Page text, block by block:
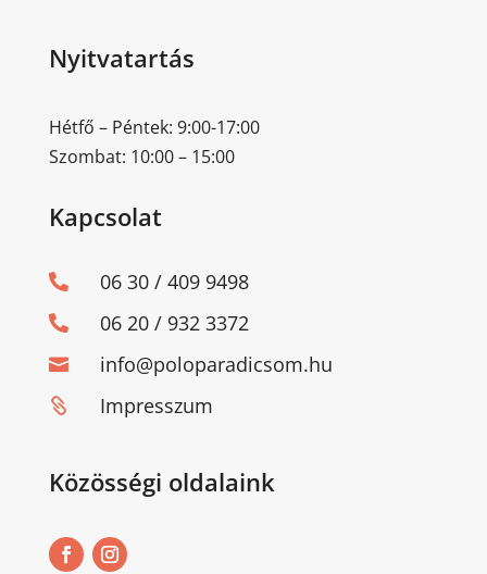
Nyitvatartás
Hétfő – Péntek: 9:00-17:00
Szombat: 10:00 – 15:00
Kapcsolat
 06 30 / 409 9498
 06 20 / 932 3372
 info@poloparadicsom.hu
 Impresszum
Közösségi oldalaink